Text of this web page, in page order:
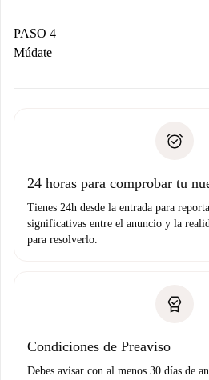
contacto con el propietario.
Si es rechazada: No te haremos
Prueba de solvencia
PASO 4
Múdate
no nos comunicas ningún
24 horas para comprobar tu
Tienes 24h desde la entrada para
significativas entre el anuncio y la
para resolverlo.
Condiciones de Preaviso
Debes avisar con al menos 30 días de